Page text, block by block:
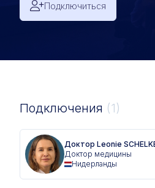
Подключиться
Подключения (1)
Доктор Leonie
Доктор медицины
Нидерланды